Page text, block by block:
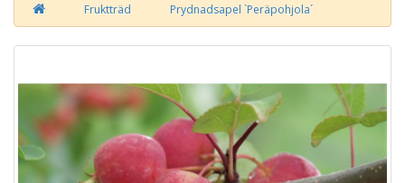
Fruktträd Prydnadsapel `Peräpohjola´